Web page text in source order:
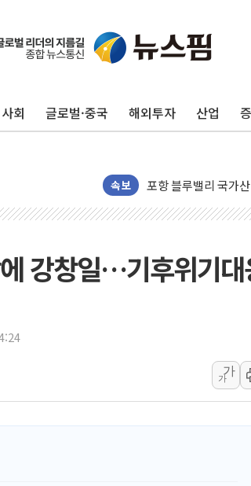
사회 글로벌·중국 해외투자 산업
속보
125mm 폭우 쏟아진
상주 낙동강 선착장
[종합] 김민석, 정청
인천서 말다툼 중 어
김민석, 강원·대구·
[속보] 민주, 강원
정재헌 CEO, SKT
최태원, 노소영에
강창일…기후위기
가
가